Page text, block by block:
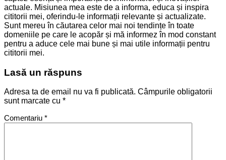
actuale. Misiunea mea este de a informa, educa și inspira
cititorii mei, oferindu-le informații relevante și actualizate.
Sunt mereu în căutarea celor mai noi tendințe în toate
domeniile pe care le acopăr și mă informez în mod constant
pentru a aduce cele mai bune și mai utile informații pentru
cititorii mei.
Lasă un răspuns
Adresa ta de email nu va fi publicată. Câmpurile obligatorii
sunt marcate cu *
Comentariu *